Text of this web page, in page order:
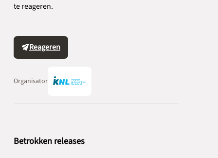
te reageren.
Reageren
Organisator
Betrokken releases